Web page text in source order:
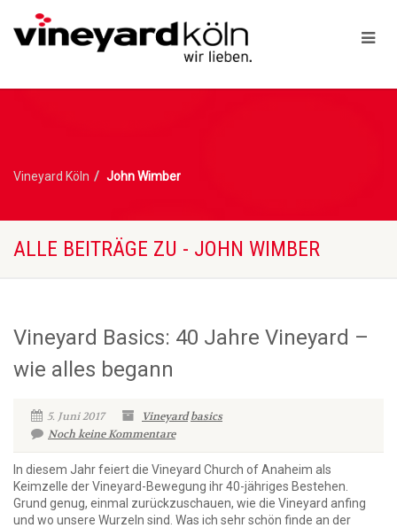
Vineyard Köln John Wimber
ALLE BEITRÄGE ZU - JOHN WIMBER
Vineyard Basics: 40 Jahre Vineyard –
wie alles begann
5. Juni 2017 Vineyard basics
Noch keine Kommentare
In diesem Jahr feiert die Vineyard Church of Anaheim als
Keimzelle der Vineyard-Bewegung ihr 40-jähriges Bestehen.
Grund genug, einmal zurückzuschauen, wie die Vineyard anfing
und wo unsere Wurzeln sind. Was ich sehr schön finde an der